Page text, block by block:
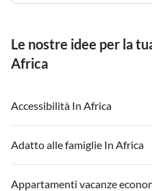
Le nostre idee per la
Africa
Accessibilità In Africa
Adatto alle famiglie In Africa
Appartamenti vacanze